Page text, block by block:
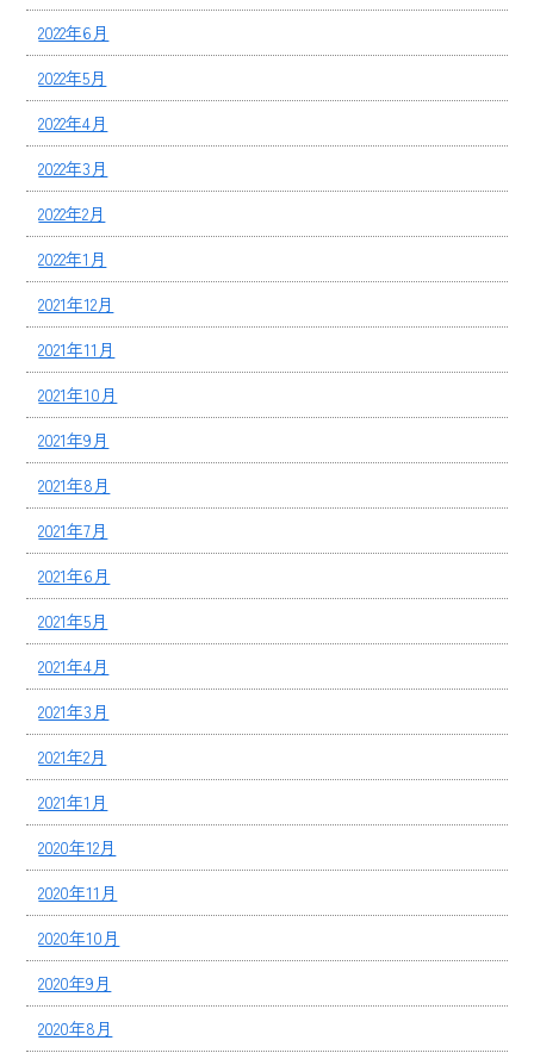
2022年6月
2022年5月
2022年4月
2022年3月
2022年2月
2022年1月
2021年12月
2021年11月
2021年10月
2021年9月
2021年8月
2021年7月
2021年6月
2021年5月
2021年4月
2021年3月
2021年2月
2021年1月
2020年12月
2020年11月
2020年10月
2020年9月
2020年8月